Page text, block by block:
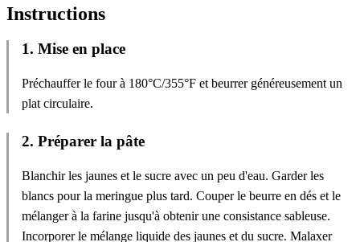
Instructions
1. Mise en place
Préchauffer le four à 180°C/355°F et beurrer généreusement un
plat circulaire.
2. Préparer la pâte
Blanchir les jaunes et le sucre avec un peu d'eau. Garder les
blancs pour la meringue plus tard. Couper le beurre en dés et le
mélanger à la farine jusqu'à obtenir une consistance sableuse.
Incorporer le mélange liquide des jaunes et du sucre. Malaxer